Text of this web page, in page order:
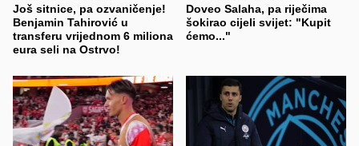
Još sitnice, pa ozvaničenje!
Benjamin Tahirović u
transferu vrijednom 6 miliona
eura seli na Ostrvo!
Doveo Salaha, pa riječima
šokirao cijeli svijet: "Kupit
ćemo..."